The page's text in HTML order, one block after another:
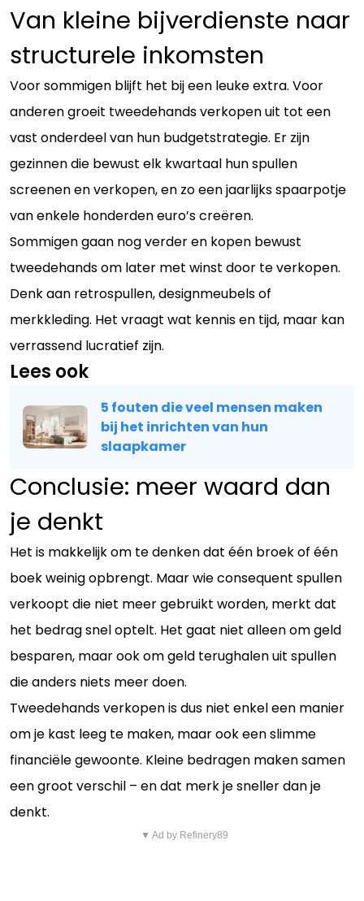
Van kleine bijverdienste naar
structurele inkomsten
Voor sommigen blijft het bij een leuke extra. Voor
anderen groeit tweedehands verkopen uit tot een
vast onderdeel van hun budgetstrategie. Er zijn
gezinnen die bewust elk kwartaal hun spullen
screenen en verkopen, en zo een jaarlijks spaarpotje
van enkele honderden euro’s creëren.
Sommigen gaan nog verder en kopen bewust
tweedehands om later met winst door te verkopen.
Denk aan retrospullen, designmeubels of
merkkleding. Het vraagt wat kennis en tijd, maar kan
verrassend lucratief zijn.
Lees ook
5 fouten die veel mensen maken
bij het inrichten van hun
slaapkamer
Conclusie: meer waard dan
je denkt
Het is makkelijk om te denken dat één broek of één
boek weinig opbrengt. Maar wie consequent spullen
verkoopt die niet meer gebruikt worden, merkt dat
het bedrag snel optelt. Het gaat niet alleen om geld
besparen, maar ook om geld terughalen uit spullen
die anders niets meer doen.
Tweedehands verkopen is dus niet enkel een manier
om je kast leeg te maken, maar ook een slimme
financiële gewoonte. Kleine bedragen maken samen
een groot verschil – en dat merk je sneller dan je
denkt.
▼ Ad by Refinery89